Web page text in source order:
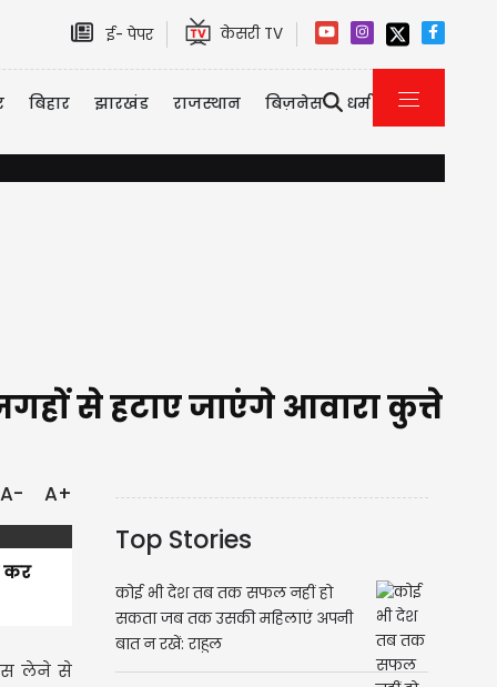
ई- पेपर केसरी TV
बिहार झारखंड राजस्थान बिज़नेस धर्म
से हटाए जाएंगे आवारा कुत्ते
A- A+
कर
लेने से
Top Stories
कोई भी देश तब तक सफल नहीं हो
सकता जब तक उसकी महिलाएं अपनी
बात न रखें: राहुल